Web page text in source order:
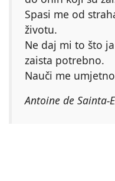
Spasi me od
životu.
Ne daj mi to što
zaista potrebno.
Nauči me
Antoine de Sainta-